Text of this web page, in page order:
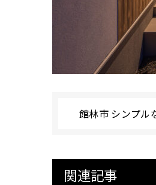
館林市 シンプル
関連記事